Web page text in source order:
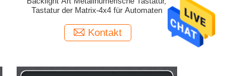
Tastatur der Matrix-4x4 für Automaten
Kontakt